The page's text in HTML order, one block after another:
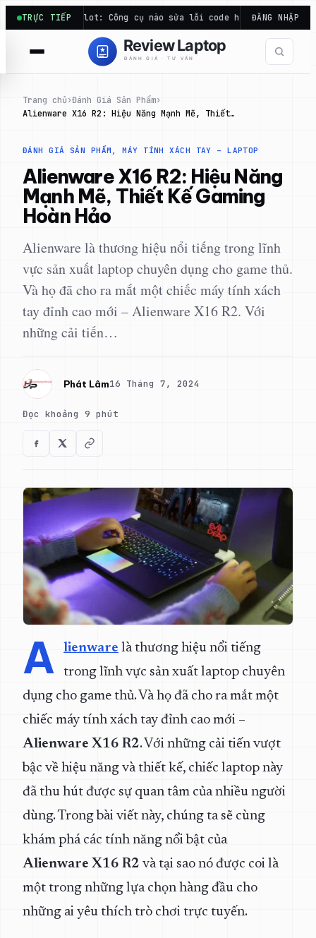
Chuyển
đến
phần
TRỰC TIẾP
Copilot: Công cụ nào sửa lỗi code hiệu quả… Điểm
ĐĂNG NHẬP
Trang chủ›Đánh Giá Sản Phẩm›
Alienware X16 R2: Hiệu Năng Mạnh Mẽ, Thiết…
ĐÁNH GIÁ SẢN PHẨM , MÁY TÍNH XÁCH TAY – LAPTOP
Alienware X16 R2: Hiệu Năng
Mạnh Mẽ, Thiết Kế Gaming
Hoàn Hảo
Alienware là thương hiệu nổi tiếng trong lĩnh
vực sản xuất laptop chuyên dụng cho game thủ.
Và họ đã cho ra mắt một chiếc máy tính xách
tay đỉnh cao mới – Alienware X16 R2. Với
những cải tiến…
Phát Lâm16 Tháng 7, 2024
Đọc khoảng 9 phút
A lienware là thương hiệu nổi tiếng
trong lĩnh vực sản xuất laptop chuyên
dụng cho game thủ. Và họ đã cho ra mắt một
chiếc máy tính xách tay đỉnh cao mới –
Alienware X16 R2. Với những cải tiến vượt
bậc về hiệu năng và thiết kế, chiếc laptop này
đã thu hút được sự quan tâm của nhiều người
dùng. Trong bài viết này, chúng ta sẽ cùng
khám phá các tính năng nổi bật của
Alienware X16 R2 và tại sao nó được coi là
một trong những lựa chọn hàng đầu cho
những ai yêu thích trò chơi trực tuyến.